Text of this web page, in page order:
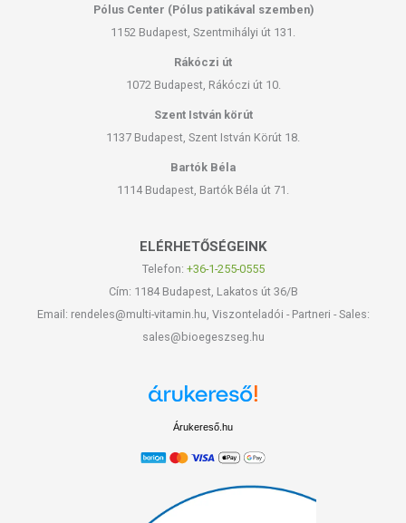
Pólus Center (Pólus patikával szemben)
1152 Budapest, Szentmihályi út 131.
Rákóczi út
1072 Budapest, Rákóczi út 10.
Szent István körút
1137 Budapest, Szent István Körút 18.
Bartók Béla
1114 Budapest, Bartók Béla út 71.
ELÉRHETŐSÉGEINK
Telefon: +36-1-255-0555
Cím: 1184 Budapest, Lakatos út 36/B
Email: rendeles@multi-vitamin.hu, Viszonteladói - Partneri - Sales:
sales@bioegeszseg.hu
Árukereső.hu